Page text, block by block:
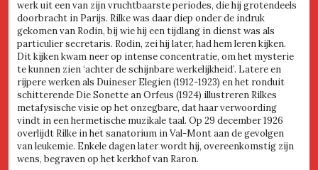
werk uit een van zijn vruchtbaarste periodes, die hij grotendeels
doorbracht in Parijs. Rilke was daar diep onder de indruk
gekomen van Rodin, bij wie hij een tijdlang in dienst was als
particulier secretaris. Rodin, zei hij later, had hem leren kijken.
Dit kijken kwam neer op intense concentratie, om het mysterie
te kunnen zien ‘achter de schijnbare werkelijkheid’. Latere en
rijpere werken als Duineser Elegien (1912-1923) en het ronduit
schitterende Die Sonette an Orfeus (1924) illustreren Rilkes
metafysische visie op het onzegbare, dat haar verwoording
vindt in een hermetische muzikale taal. Op 29 december 1926
overlijdt Rilke in het sanatorium in Val-Mont aan de gevolgen
van leukemie. Enkele dagen later wordt hij, overeenkomstig zijn
wens, begraven op het kerkhof van Raron.